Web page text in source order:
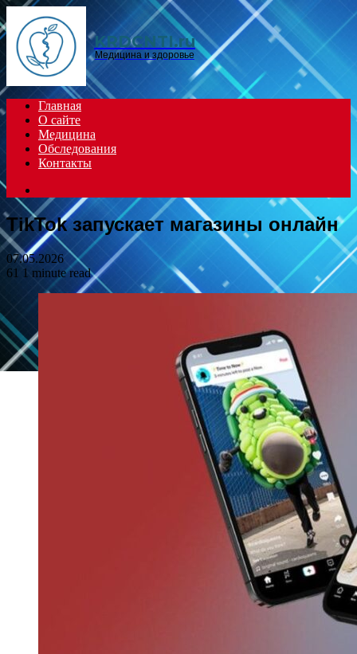
Menu
KRDCNTI.ru
Медицина и здоровье
Главная
О сайте
Медицина
Обследования
Контакты
for
TikTok запускает магазины онлайн
07.05.2026
61 1 minute read